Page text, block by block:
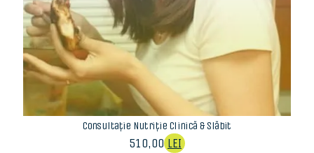
Consultație Nutriție Clinică & Slăbit
510,00 LEI